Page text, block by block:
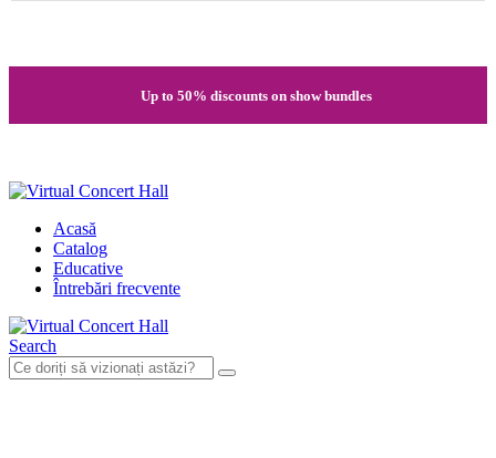
Up to 50% discounts on show bundles
Acasă
Catalog
Educative
Întrebări frecvente
Search